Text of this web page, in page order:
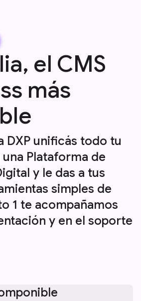
el CMS
más
DXP unificás todo tu
Plataforma de
y le das a tus
simples de
1 te acompañamos
y en el soporte